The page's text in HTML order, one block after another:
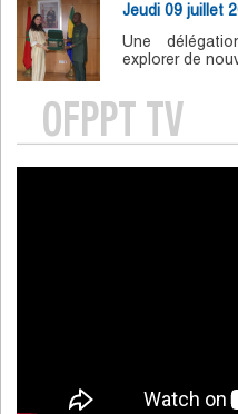
Jeudi 09 juillet
Une
explorer de
OFPPT TV